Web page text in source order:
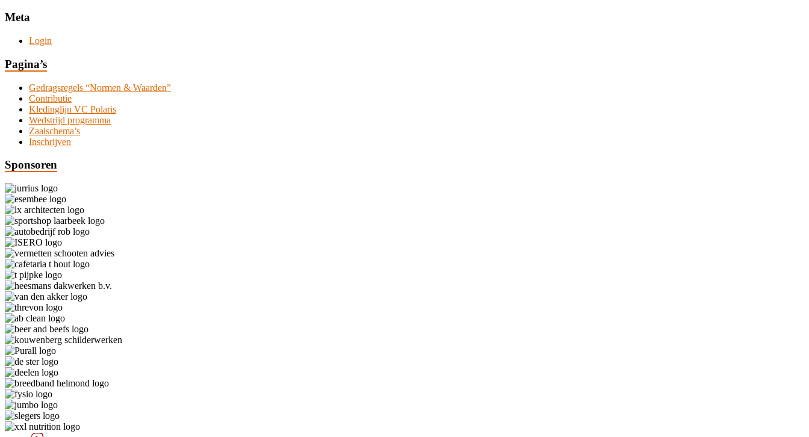
Meta
Login
Pagina’s
Gedragsregels “Normen & Waarden”
Contributie
Kledinglijn VC Polaris
Wedstrijd programma
Zaalschema’s
Inschrijven
Sponsoren